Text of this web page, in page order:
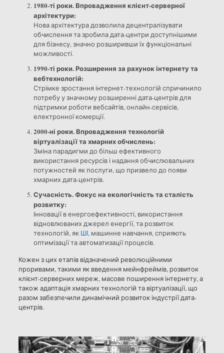
1980-ті роки. Впровадження клієнт-серверної
архітектури:
Нова архітектура дозволила децентралізувати
обчислення та зробила дата-центри доступнішими
для бізнесу, значно розширивши їх функціональні
можливості.
1990-ті роки. Розширення за рахунок інтернету та
вебтехнологій:
Стрімке зростання інтернет-технологій спричинило
потребу у значному розширенні дата-центрів для
підтримки роботи вебсайтів, онлайн-сервісів,
електронної комерції.
2000-ні роки. Впровадження технологій
віртуалізації та хмарних обчислень:
Зміна парадигми до більш ефективного
використання ресурсів і надання обчислювальних
потужностей як послуги, що призвело до появи
хмарних дата-центрів.
Сучасність. Фокус на екологічність та сталість
розвитку:
Інновації в енергоефективності, використання
відновлюваних джерел енергії, та розвиток
технологій, як ШІ, машинне навчання, сприяють
оптимізації та автоматизації процесів.
Кожен з цих етапів відзначений революційними
проривами, такими як введення мейнфреймів, розвиток
клієнт-серверних мереж, масове поширення інтернету, а
також адаптація хмарних технологій та віртуалізації, що
разом забезпечили динамічний розвиток індустрії дата-
центрів.